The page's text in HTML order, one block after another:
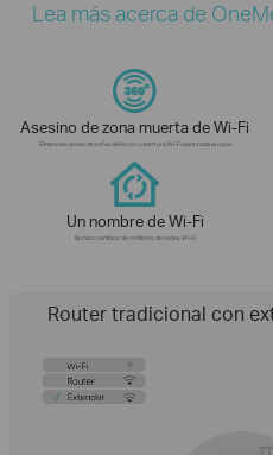
Lea más acerca de
Asesino de zona muerta de Wi-Fi
Elimina las áreas de señal débil con cobertura Wi-Fi para toda la casa
Un nombre de Wi-Fi
No más cambios de nombres de redes Wi-Fi
Router tradicional con